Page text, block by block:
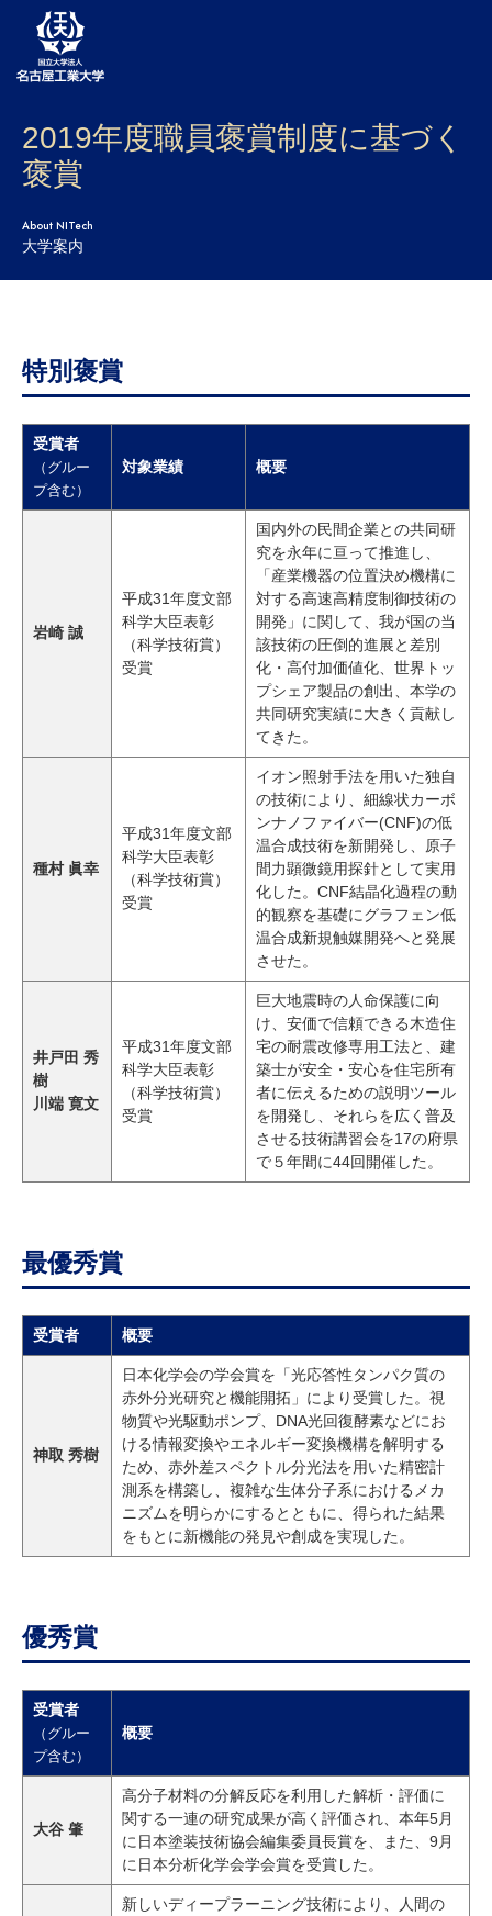
大学案内
学部・大学院・センター
入試
学生生活
社会連携
国際交流
研究・教員Navi
在学生
卒業生
企業・研究者
地域・一般
寄附のお願い
キャンパスマップ お問い合わせ English 資料請求
2019年度職員褒賞制度に基づく
褒賞
About NITech
大学案内
特別褒賞
受賞者
（グルー
プ含む）
対象業績 概要
岩崎 誠
平成31年度文部
科学大臣表彰
（科学技術賞）
受賞
国内外の民間企業との共同研
究を永年に亘って推進し、
「産業機器の位置決め機構に
対する高速高精度制御技術の
開発」に関して、我が国の当
該技術の圧倒的進展と差別
化・高付加価値化、世界トッ
プシェア製品の創出、本学の
共同研究実績に大きく貢献し
てきた。
種村 眞幸
平成31年度文部
科学大臣表彰
（科学技術賞）
受賞
イオン照射手法を用いた独自
の技術により、細線状カーボ
ンナノファイバー(CNF)の低
温合成技術を新開発し、原子
間力顕微鏡用探針として実用
化した。CNF結晶化過程の動
的観察を基礎にグラフェン低
温合成新規触媒開発へと発展
させた。
井戸田 秀
樹
川端 寛文
平成31年度文部
科学大臣表彰
（科学技術賞）
受賞
巨大地震時の人命保護に向
け、安価で信頼できる木造住
宅の耐震改修専用工法と、建
築士が安全・安心を住宅所有
者に伝えるための説明ツール
を開発し、それらを広く普及
させる技術講習会を17の府県
で５年間に44回開催した。
最優秀賞
受賞者 概要
神取 秀樹
日本化学会の学会賞を「光応答性タンパク質の
赤外分光研究と機能開拓」により受賞した。視
物質や光駆動ポンプ、DNA光回復酵素などにお
ける情報変換やエネルギー変換機構を解明する
ため、赤外差スペクトル分光法を用いた精密計
測系を構築し、複雑な生体分子系におけるメカ
ニズムを明らかにするとともに、得られた結果
をもとに新機能の発見や創成を実現した。
優秀賞
受賞者
（グルー
プ含む）
概要
大谷 肇
高分子材料の分解反応を利用した解析・評価に
関する一連の研究成果が高く評価され、本年5月
に日本塗装技術協会編集委員長賞を、また、9月
に日本分析化学会学会賞を受賞した。
新しいディープラーニング技術により、人間の